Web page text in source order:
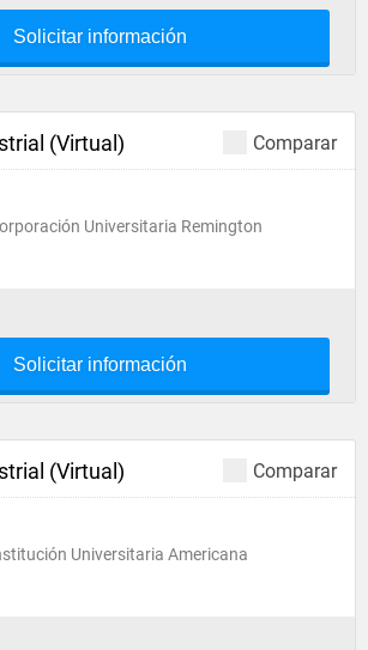
Solicitar información
Comparar
(Virtual)
Universitaria Remington
Solicitar información
Comparar
(Virtual)
Universitaria Americana